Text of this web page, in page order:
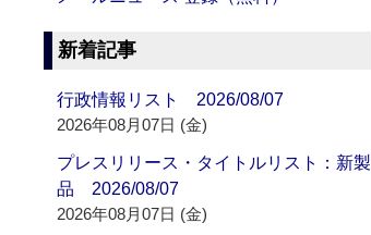
新着記事
行政情報リスト 2026/08/07
2026年08月07日 (金)
プレスリリース・タイトルリスト：新製
品 2026/08/07
2026年08月07日 (金)